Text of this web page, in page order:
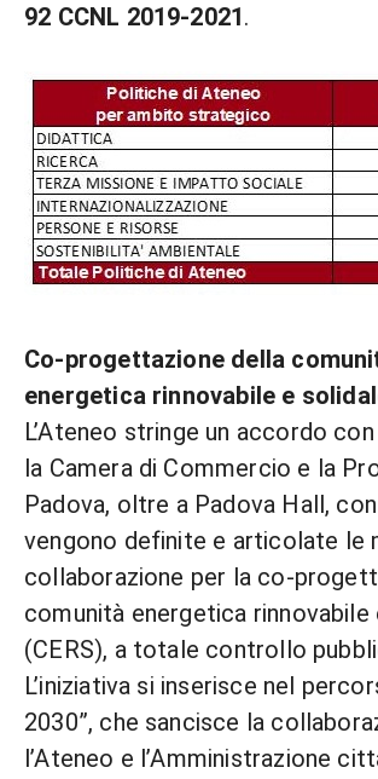
92 CCNL 2019-2021.
Co-progettazione della
energetica rinnovabile e
L’Ateneo stringe un accordo
la Camera di Commercio e la
Padova, oltre a Padova Hall,
vengono definite e articolate le
collaborazione per la co-
comunità energetica rinnovabile
(CERS), a totale controllo
L’iniziativa si inserisce nel
2030”, che sancisce la
l’Ateneo e l’Amministrazione